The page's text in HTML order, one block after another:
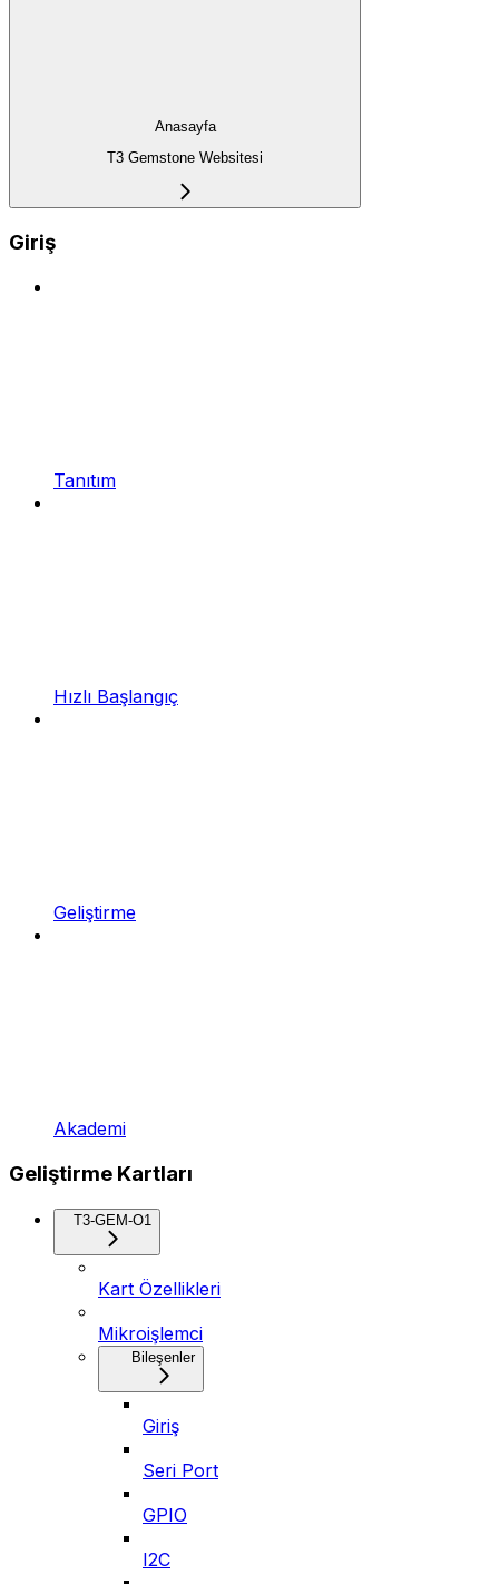
Anasayfa
T3 Gemstone Websitesi
Giriş
Tanıtım
Hızlı Başlangıç
Geliştirme
Akademi
Geliştirme Kartları
T3-GEM-O1
Kart Özellikleri
Mikroişlemci
Bileşenler
Giriş
Seri Port
GPIO
I2C